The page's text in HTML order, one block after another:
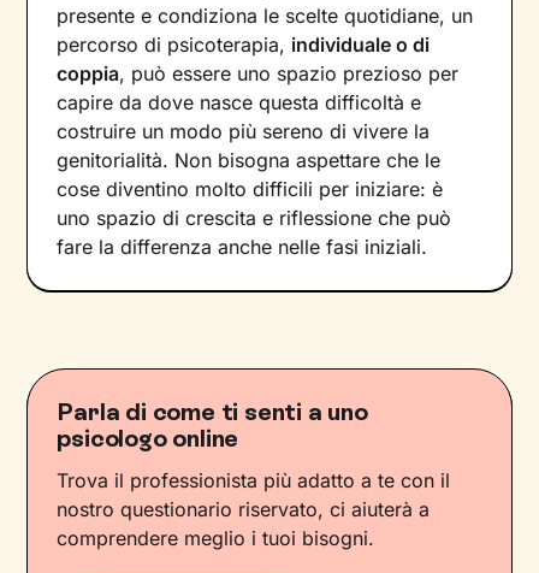
presente e condiziona le scelte quotidiane, un
percorso di psicoterapia, individuale o di
coppia, può essere uno spazio prezioso per
capire da dove nasce questa difficoltà e
costruire un modo più sereno di vivere la
genitorialità. Non bisogna aspettare che le
cose diventino molto difficili per iniziare: è
uno spazio di crescita e riflessione che può
fare la differenza anche nelle fasi iniziali.
Parla di come ti senti a uno
psicologo online
Trova il professionista più adatto a te con il
nostro questionario riservato, ci aiuterà a
comprendere meglio i tuoi bisogni.